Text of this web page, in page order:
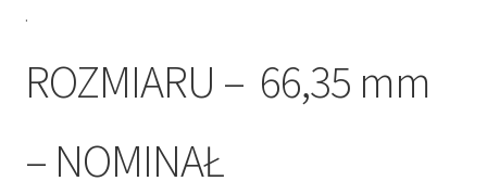
.
ROZMIARU – 66,35 mm
– NOMINAŁ